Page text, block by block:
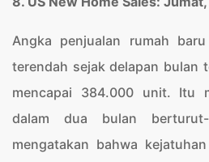
Angka penjualan rumah
terendah sejak delapan bulan
mencapai 384.000 unit. Itu
dalam dua bulan
mengatakan bahwa